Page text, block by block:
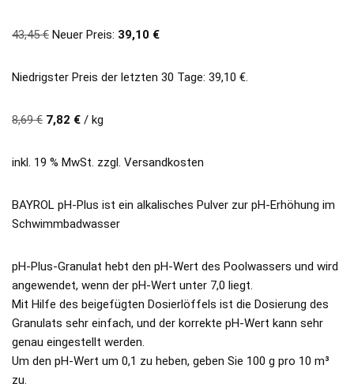
43,45€ Neuer Preis: 39,10 €
Niedrigster Preis der letzten 30 Tage: 39,10 €.
8,69€ 7,82 € / kg
inkl. 19 % MwSt. zzgl. Versandkosten
BAYROL pH-Plus ist ein alkalisches Pulver zur pH-Erhöhung im
Schwimmbadwasser
pH-Plus-Granulat hebt den pH-Wert des Poolwassers und wird
angewendet, wenn der pH-Wert unter 7,0 liegt.
Mit Hilfe des beigefügten Dosierlöffels ist die Dosierung des
Granulats sehr einfach, und der korrekte pH-Wert kann sehr
genau eingestellt werden.
Um den pH-Wert um 0,1 zu heben, geben Sie 100 g pro 10 m³
zu.